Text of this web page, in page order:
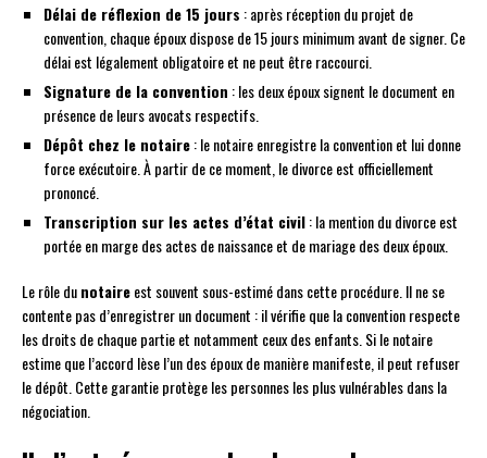
Délai de réflexion de 15 jours : après réception du projet de
convention, chaque époux dispose de 15 jours minimum avant de signer. Ce
délai est légalement obligatoire et ne peut être raccourci.
Signature de la convention : les deux époux signent le document en
présence de leurs avocats respectifs.
Dépôt chez le notaire: le notaire enregistre la convention et lui donne
force exécutoire. À partir de ce moment, le divorce est officiellement
prononcé.
Transcription sur les actes d’état civil: la mention du divorce est
portée en marge des actes de naissance et de mariage des deux époux.
Le rôle dunotaireest souvent sous-estimé dans cette procédure. Il ne se
contente pas d’enregistrer un document : il vérifie que la convention respecte
les droits de chaque partie et notamment ceux des enfants. Si le notaire
estime que l’accord lèse l’un des époux de manière manifeste, il peut refuser
le dépôt. Cette garantie protège les personnes les plus vulnérables dans la
négociation.